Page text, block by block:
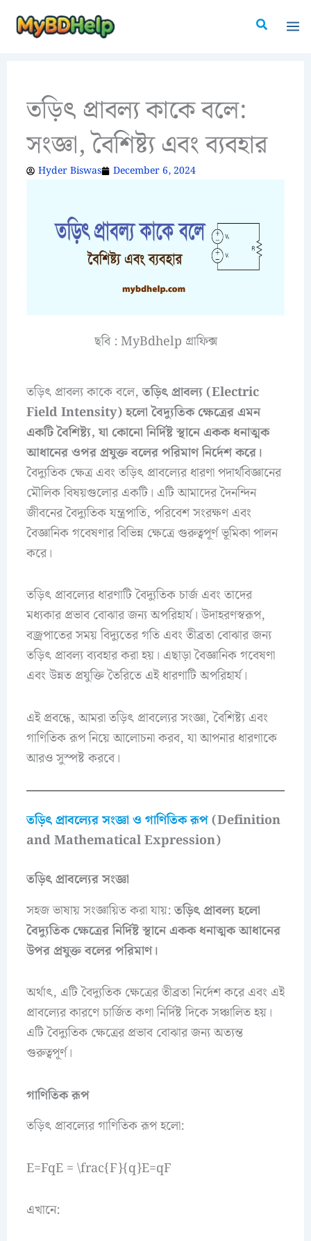
Search
তড়িৎ প্রাবল্য কাকে বলে:
সংজ্ঞা, বৈশিষ্ট্য এবং ব্যবহার
Hyder Biswas December 6, 2024
ছবি : MyBdhelp গ্রাফিক্স
তড়িৎ প্রাবল্য কাকে বলে,তড়িৎ প্রাবল্য (Electric
Field Intensity) হলো বৈদ্যুতিক ক্ষেত্রের এমন
একটি বৈশিষ্ট্য, যা কোনো নির্দিষ্ট স্থানে একক ধনাত্মক
আধানের ওপর প্রযুক্ত বলের পরিমাণ নির্দেশ করে।
বৈদ্যুতিক ক্ষেত্র এবং তড়িৎ প্রাবল্যের ধারণা পদার্থবিজ্ঞানের
মৌলিক বিষয়গুলোর একটি। এটি আমাদের দৈনন্দিন
জীবনের বৈদ্যুতিক যন্ত্রপাতি, পরিবেশ সংরক্ষণ এবং
বৈজ্ঞানিক গবেষণার বিভিন্ন ক্ষেত্রে গুরুত্বপূর্ণ ভূমিকা পালন
করে।
তড়িৎ প্রাবল্যের ধারণাটি বৈদ্যুতিক চার্জ এবং তাদের
মধ্যকার প্রভাব বোঝার জন্য অপরিহার্য। উদাহরণস্বরূপ,
বজ্রপাতের সময় বিদ্যুতের গতি এবং তীব্রতা বোঝার জন্য
তড়িৎ প্রাবল্য ব্যবহার করা হয়। এছাড়া বৈজ্ঞানিক গবেষণা
এবং উন্নত প্রযুক্তি তৈরিতে এই ধারণাটি অপরিহার্য।
এই প্রবন্ধে, আমরা তড়িৎ প্রাবল্যের সংজ্ঞা, বৈশিষ্ট্য এবং
গাণিতিক রূপ নিয়ে আলোচনা করব, যা আপনার ধারণাকে
আরও সুস্পষ্ট করবে।
তড়িৎ প্রাবল্যের সংজ্ঞা ও গাণিতিক রূপ(Definition
and Mathematical Expression)
তড়িৎ প্রাবল্যের সংজ্ঞা
সহজ ভাষায় সংজ্ঞায়িত করা যায়:তড়িৎ প্রাবল্য হলো
বৈদ্যুতিক ক্ষেত্রের নির্দিষ্ট স্থানে একক ধনাত্মক আধানের
উপর প্রযুক্ত বলের পরিমাণ।
অর্থাৎ, এটি বৈদ্যুতিক ক্ষেত্রের তীব্রতা নির্দেশ করে এবং এই
প্রাবল্যের কারণে চার্জিত কণা নির্দিষ্ট দিকে সঞ্চালিত হয়।
এটি বৈদ্যুতিক ক্ষেত্রের প্রভাব বোঝার জন্য অত্যন্ত
গুরুত্বপূর্ণ।
গাণিতিক রূপ
তড়িৎ প্রাবল্যের গাণিতিক রূপ হলো:
E=FqE = \frac{F}{q}E=qF​
এখানে: